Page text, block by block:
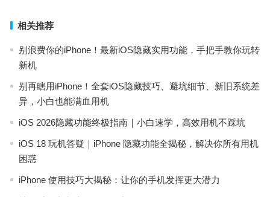
相关推荐
别浪费你的iPhone！最新iOS隐藏实用功能，手把手教你玩转
新机
别再瞎用iPhone！全套iOS隐藏技巧、避坑细节、新旧系统差
异，小白也能满血用机
iOS 2026隐藏功能终极指南｜小白速学，高效用机不踩坑
iOS 18 玩机答疑｜iPhone 隐藏功能全揭秘，解决你所有用机
困惑
iPhone 使用技巧大揭秘：让你的手机发挥更大潜力